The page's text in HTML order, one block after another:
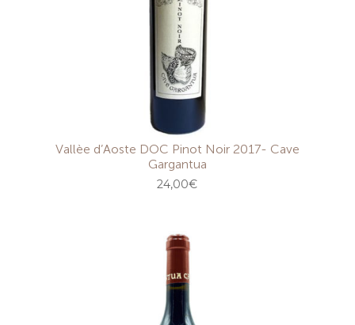
Vallèe d’Aoste DOC Pinot Noir 2017- Cave
Gargantua
24,00€